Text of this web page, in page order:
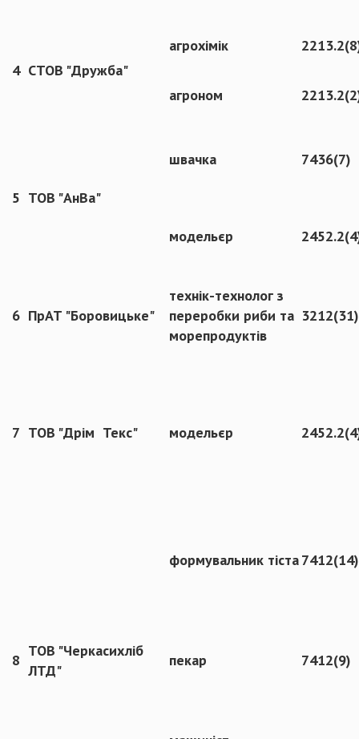
4 СТОВ "Дружба"
агрохімік
агроном
5 ТОВ "АнВа"
швачка 7436(7)
модельєр
6 ПрАТ "Боровицьке"
технік-технолог з
переробки риби та
морепродуктів
3212(31)
7 ТОВ "Дрім Текс" модельєр
8
ТОВ "Черкасихліб
ЛТД"
формувальник тіста7412(14)
пекар 7412(9)